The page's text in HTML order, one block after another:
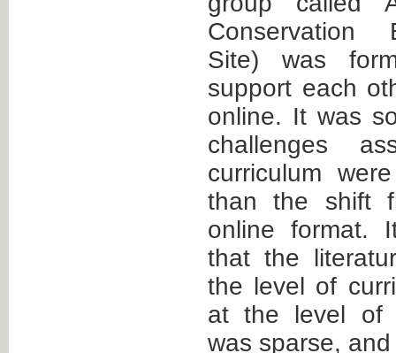
Conservation
Site) was
support each
online. It was
challenges
curriculum
than the shift
online format.
that the
the level of
at the level of
was sparse,